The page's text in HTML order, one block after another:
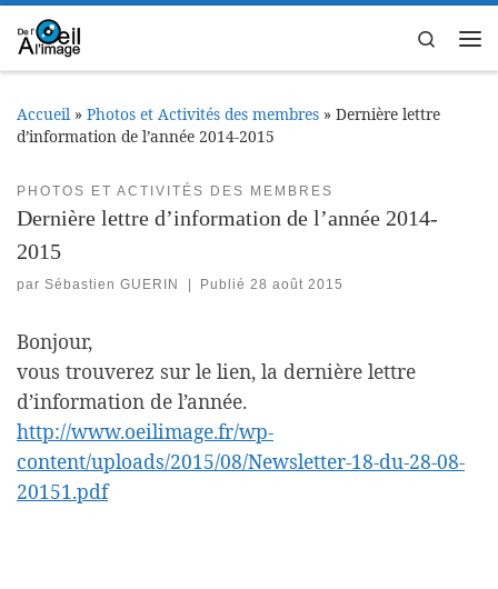
Passer au contenu
Search
Accueil » Photos et Activités des membres » Dernière lettre
d’information de l’année 2014-2015
PHOTOS ET ACTIVITÉS DES MEMBRES
Dernière lettre d’information de l’année 2014-
2015
par Sébastien GUERIN Publié28 août 2015
Bonjour,
vous trouverez sur le lien, la dernière lettre
d’information de l’année.
http://www.oeilimage.fr/wp-
content/uploads/2015/08/Newsletter-18-du-28-08-
20151.pdf